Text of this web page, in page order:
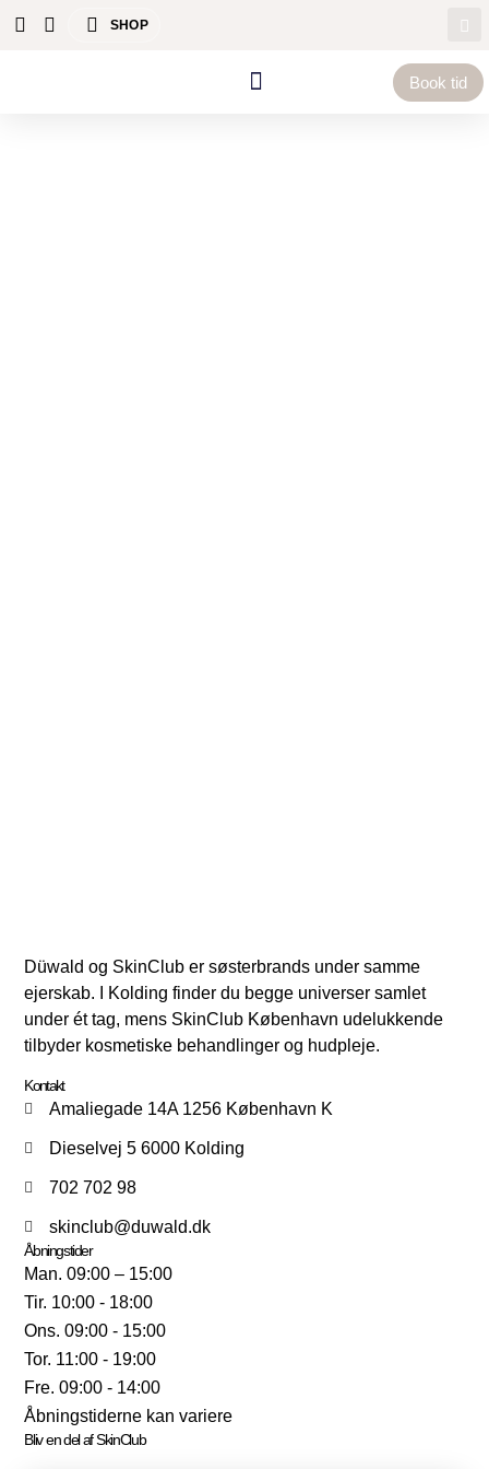
SHOP
Book tid
Düwald og SkinClub er søsterbrands under samme
ejerskab. I Kolding finder du begge universer samlet
under ét tag, mens SkinClub København udelukkende
tilbyder kosmetiske behandlinger og hudpleje.
Kontakt
Amaliegade 14A 1256 København K
Dieselvej 5 6000 Kolding
702 702 98
skinclub@duwald.dk
Åbningstider
Man. 09:00 – 15:00
Tir. 10:00 - 18:00
Ons. 09:00 - 15:00
Tor. 11:00 - 19:00
Fre. 09:00 - 14:00
Åbningstiderne kan variere
Bliv en del af SkinClub